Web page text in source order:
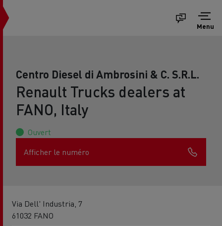
Menu
Centro Diesel di Ambrosini & C. S.R.L.
Renault Trucks dealers at
FANO, Italy
Ouvert
Afficher le numéro
Via Dell' Industria, 7
61032 FANO